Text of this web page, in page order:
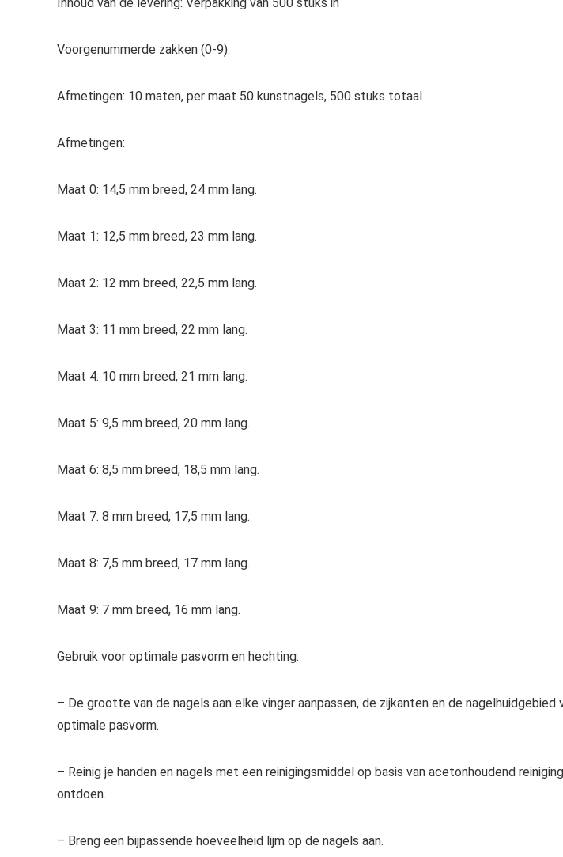
Voorgenummerde zakken (0-9).
Afmetingen: 10 maten, per maat 50 kunstnagels, 500 stuks totaal
Afmetingen:
Maat 0: 14,5 mm breed, 24 mm lang.
Maat 1: 12,5 mm breed, 23 mm lang.
Maat 2: 12 mm breed, 22,5 mm lang.
Maat 3: 11 mm breed, 22 mm lang.
Maat 4: 10 mm breed, 21 mm lang.
Maat 5: 9,5 mm breed, 20 mm lang.
Maat 6: 8,5 mm breed, 18,5 mm lang.
Maat 7: 8 mm breed, 17,5 mm lang.
Maat 8: 7,5 mm breed, 17 mm lang.
Maat 9: 7 mm breed, 16 mm lang.
Gebruik voor optimale pasvorm en hechting:
– De grootte van de nagels aan elke vinger aanpassen, de zijkanten en de nagelhuidgebied
optimale pasvorm.
– Reinig je handen en nagels met een reinigingsmiddel op basis van acetonhoudend
ontdoen.
– Breng een bijpassende hoeveelheid lijm op de nagels aan.